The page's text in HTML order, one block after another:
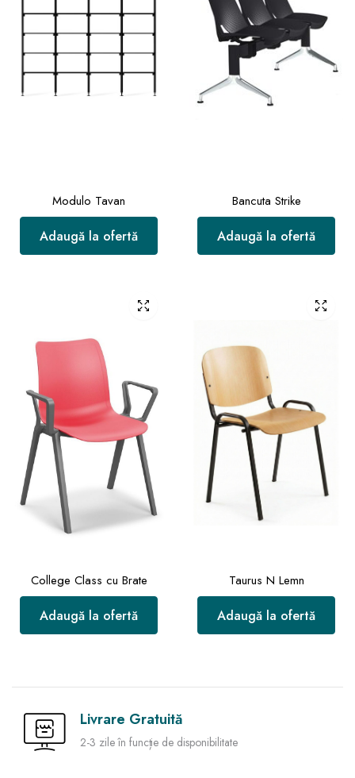
Modulo Tavan
Adaugă la ofertă
Bancuta Strike
Adaugă la ofertă
College Class cu Brate
Adaugă la ofertă
Taurus N Lemn
Adaugă la ofertă
Livrare Gratuită
2-3 zile în funcție de disponibilitate